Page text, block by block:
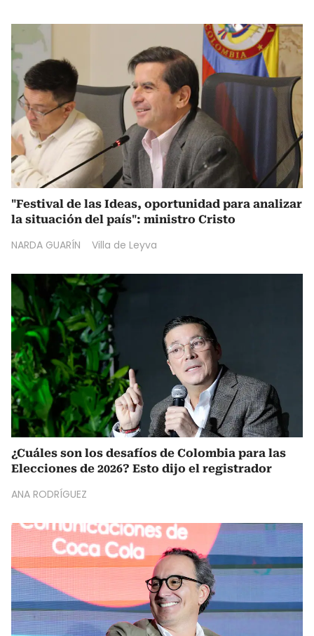
"Festival de las Ideas, oportunidad para analizar
la situación del país": ministro Cristo
NARDA GUARÍN Villa de Leyva
¿Cuáles son los desafíos de Colombia para las
Elecciones de 2026? Esto dijo el registrador
ANA RODRÍGUEZ